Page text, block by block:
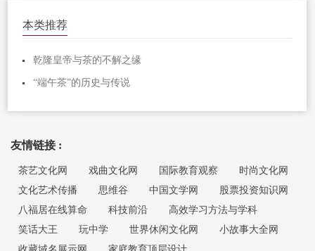
本类推荐
乾隆皇帝与茶的不解之缘
“端午茶”的历史与传说
友情链接 :
茶艺文化网 戏曲文化网 国际教育观察
时尚文化网
文化艺术传播
思维谷 中国文学网
股票投资知识网
八福居在线算命
科技前沿
高效学习方法与学科
笑话大王
玩中学 世界休闲文化网
小故事大全网